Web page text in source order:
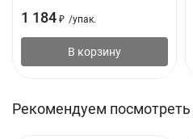
1 184 ₽ /упак.
В корзину
Рекомендуем посмотреть